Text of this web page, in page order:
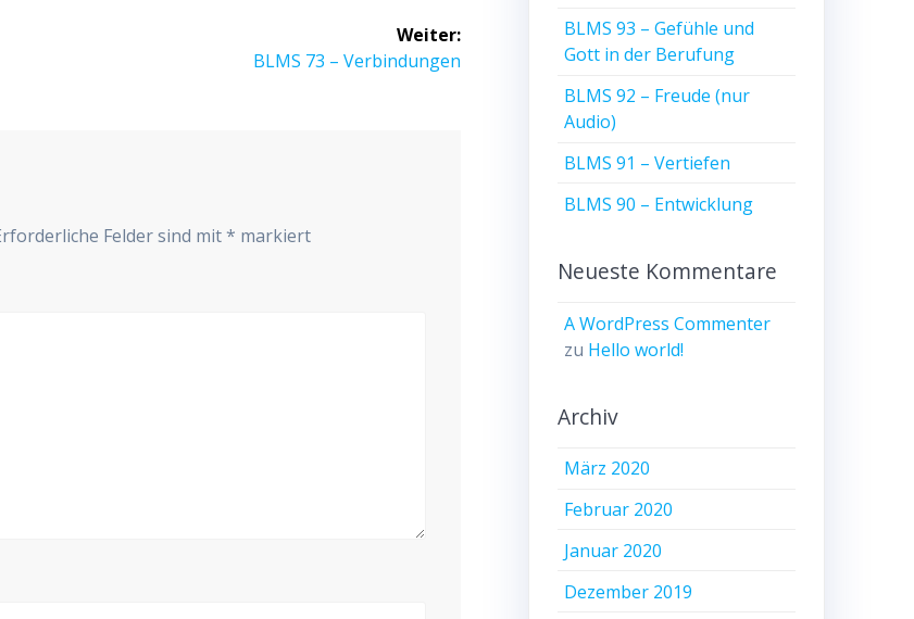
Weiter:
Nächster
BLMS 73 – Verbindungen
Felder sind mit* markiert
BLMS 93 – Gefühle und
Gott in der Berufung
BLMS 92 – Freude (nur
Audio)
BLMS 91 – Vertiefen
BLMS 90 – Entwicklung
Neueste Kommentare
A WordPress Commenter
zu Hello world!
Archiv
März 2020
Februar 2020
Januar 2020
Dezember 2019